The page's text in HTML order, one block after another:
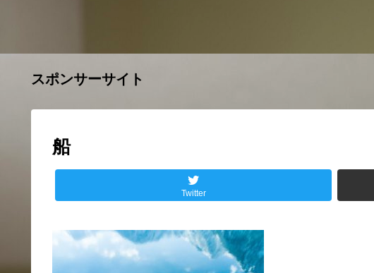
スポンサーサイト
船
Twitter